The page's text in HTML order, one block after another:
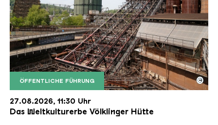
ÖFFENTLICHE FÜHRUNG
Der Erzschrägaufzug der Völklinger Hütte mit
Copyright: Weltkulturerbe Völklinger Hütte | Karl
©
27.08.2026, 11:30 Uhr
Das Weltkulturerbe Völklinger Hütte